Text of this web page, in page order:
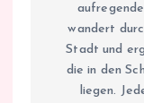
wandert
Stadt und
die in den
liegen.